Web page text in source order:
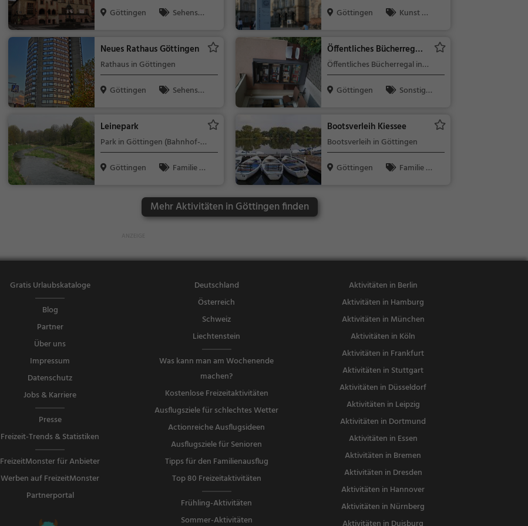
Göttingen
Sehensw
Göttingen
Kunst &
Neues Rathaus Göttingen
Rathaus in Göttingen
Göttingen
Sehensw
Öffentliches Bücherregal
Göttingen
Öffentliches Bücherregal in
Göttingen (Danziger Straße)
Göttingen
Sonstige
Leinepark
Park in Göttingen (Bahnhof-
West)
Göttingen
Familie &
Bootsverleih Kiessee
Bootsverleih in Göttingen
Göttingen
Familie &
Mehr Aktivitäten in Göttingen finden
Gratis Urlaubskataloge
Blog
Partner
Über uns
Impressum
Datenschutz
Jobs & Karriere
Presse
Freizeit-Trends & Statistiken
FreizeitMonster für Anbieter
Werben auf FreizeitMonster
Partnerportal
Deutschland
Österreich
Schweiz
Liechtenstein
Was kann man am Wochenende
machen?
Kostenlose Freizeitaktivitäten
Ausflugsziele für schlechtes Wetter
Actionreiche Ausflugsideen
Ausflugsziele für Senioren
Tipps für den Familienausflug
Top 80 Freizeitaktivitäten
Frühling-Aktivitäten
Sommer-Aktivitäten
Aktivitäten in Berlin
Aktivitäten in Hamburg
Aktivitäten in München
Aktivitäten in Köln
Aktivitäten in Frankfurt
Aktivitäten in Stuttgart
Aktivitäten in Düsseldorf
Aktivitäten in Leipzig
Aktivitäten in Dortmund
Aktivitäten in Essen
Aktivitäten in Bremen
Aktivitäten in Dresden
Aktivitäten in Hannover
Aktivitäten in Nürnberg